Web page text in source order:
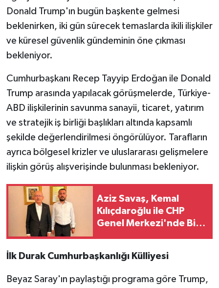
Donald Trump'ın bugün başkente gelmesi
beklenirken, iki gün sürecek temaslarda ikili ilişkiler
ve küresel güvenlik gündeminin öne çıkması
bekleniyor.
Cumhurbaşkanı Recep Tayyip Erdoğan ile Donald
Trump arasında yapılacak görüşmelerde, Türkiye-
ABD ilişkilerinin savunma sanayii, ticaret, yatırım
ve stratejik iş birliği başlıkları altında kapsamlı
şekilde değerlendirilmesi öngörülüyor. Tarafların
ayrıca bölgesel krizler ve uluslararası gelişmelere
ilişkin görüş alışverişinde bulunması bekleniyor.
Aziz Savaş, Kemal
Kılıçdaroğlu ile CHP
Genel Merkezi'nde Bir
İlk Durak Cumhurbaşkanlığı Külliyesi
Beyaz Saray'ın paylaştığı programa göre Trump,